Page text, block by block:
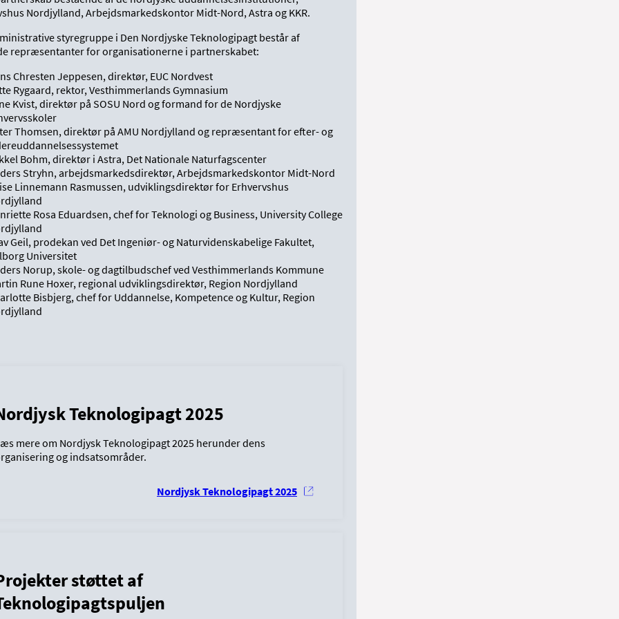
Nordjylland, Arbejdsmarkedskontor Midt-Nord, Astra og KKR.
styregruppe i Den Nordjyske Teknologipagt består af
repræsentanter for organisationerne i partnerskabet:
Chresten Jeppesen, direktør, EUC Nordvest
Rygaard, rektor, Vesthimmerlands Gymnasium
Kvist, direktør på SOSU Nord og formand for de Nordjyske
Thomsen, direktør på AMU Nordjylland og repræsentant for efter- og
Bohm, direktør i Astra, Det Nationale Naturfagscenter
Stryhn, arbejdsmarkedsdirektør, Arbejdsmarkedskontor Midt-Nord
Linnemann Rasmussen, udviklingsdirektør for Erhvervshus
Rosa Eduardsen, chef for Teknologi og Business, University College
Geil, prodekan ved Det Ingeniør- og Naturvidenskabelige Fakultet,
Universitet
Norup, skole- og dagtilbudschef ved Vesthimmerlands Kommune
Rune Hoxer, regional udviklingsdirektør, Region Nordjylland
Bisbjerg, chef for Uddannelse, Kompetence og Kultur, Region
Teknologipagt 2025
mere om Nordjysk Teknologipagt 2025 herunder dens
og indsatsområder.
Nordjysk Teknologipagt 2025
støttet af